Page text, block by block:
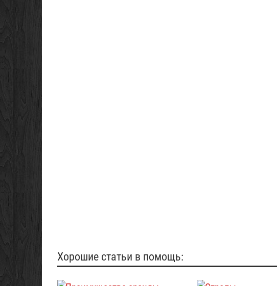
Хорошие статьи в помощь: